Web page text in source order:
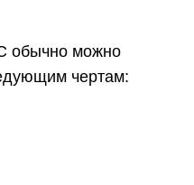
обычно можно
чертам: